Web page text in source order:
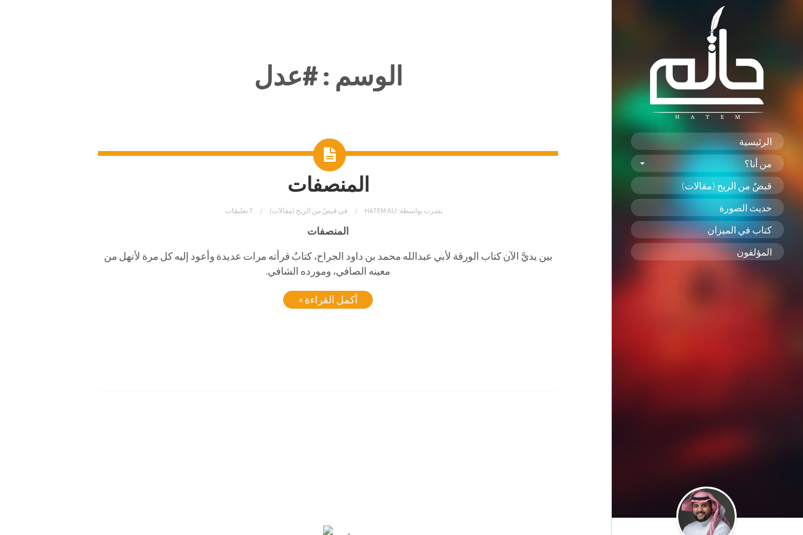
الرئيسية
من أنا؟
قبضٌ من الريح (مقالات)
حديث الصورة
كتاب في الميزان
المؤلفون
الوسم :#عدل
المنصفات
نشرت بواسطة: HATEM ALI في قبضٌ من الريح (مقالات) 7 تعليقات
المنصفات
بين يديَّ الآن كتاب الورقة لأبي عبدالله محمد بن داود الجراح، كتابٌ قرأته مرات عديدة وأعود إليه كل مرة لأنهل من
معينه الصافي، ومورده الشافي.
أكمل القراءة »